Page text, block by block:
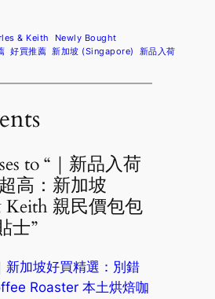
& Keith
Newly Bought
好買推薦 新加坡 (Singapore) 新品入荷
to “｜新品入荷
高：新加坡
Keith 親民價包包
士”
新加坡好買精選：別錯
Roaster 本土烘焙咖